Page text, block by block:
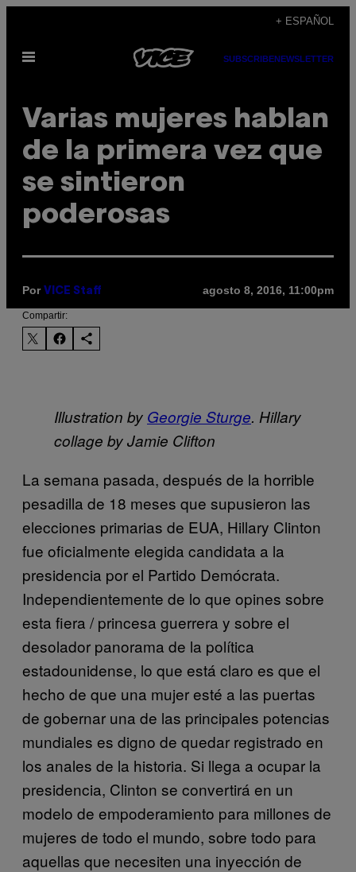
contenido
+ ESPAÑOL
Abrir
SUBSCRIBENEWSLETTER
Varias mujeres hablan
de la primera vez que
se sintieron
poderosas
Por VICE Staff agosto 8, 2016, 11:00pm
Compartir:
Illustration by Georgie Sturge. Hillary
collage by Jamie Clifton
La semana pasada, después de la horrible
pesadilla de 18 meses que supusieron las
elecciones primarias de EUA, Hillary Clinton
fue oficialmente elegida candidata a la
presidencia por el Partido Demócrata.
Independientemente de lo que opines sobre
esta fiera / princesa guerrera y sobre el
desolador panorama de la política
estadounidense, lo que está claro es que el
hecho de que una mujer esté a las puertas
de gobernar una de las principales potencias
mundiales es digno de quedar registrado en
los anales de la historia. Si llega a ocupar la
presidencia, Clinton se convertirá en un
modelo de empoderamiento para millones de
mujeres de todo el mundo, sobre todo para
aquellas que necesiten una inyección de